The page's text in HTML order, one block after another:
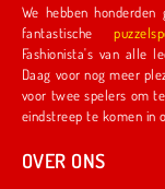
We hebben
fantastische
Daag voor nog meer plezier een andere speler uit in een van onze
voor twee spelers om te
OVER ONS